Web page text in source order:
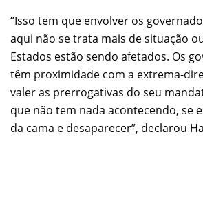
“Isso tem que envolver os
aqui não se trata mais de situação
Estados estão sendo afetados. Os
têm proximidade com a extrema-
valer as prerrogativas do seu
que não tem nada acontecendo, se
da cama e desaparecer”, declarou